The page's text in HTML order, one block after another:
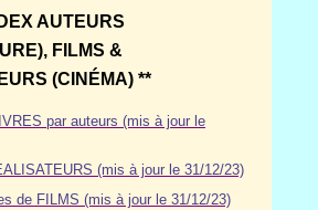
AUTEURS
FILMS &
(CINÉMA) **
par auteurs (mis à jour le
(mis à jour le 31/12/23)
de FILMS (mis à jour le 31/12/23)